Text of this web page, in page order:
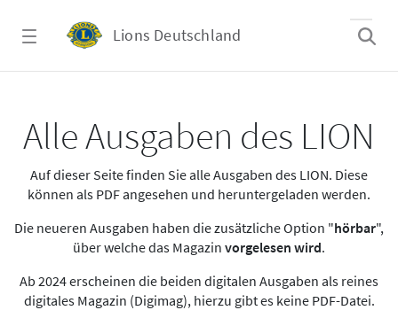
Lions Deutschland
Alle Ausgaben des LION
Auf dieser Seite finden Sie alle Ausgaben des LION. Diese
können als PDF angesehen und heruntergeladen werden.
Die neueren Ausgaben haben die zusätzliche Option "hörbar",
über welche das Magazin vorgelesen wird.
Ab 2024 erscheinen die beiden digitalen Ausgaben als reines
digitales Magazin (Digimag), hierzu gibt es keine PDF-Datei.